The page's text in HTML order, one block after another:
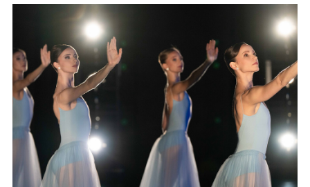
Staatsoper Stuttgart
Opernhaus
Familienvorstellung